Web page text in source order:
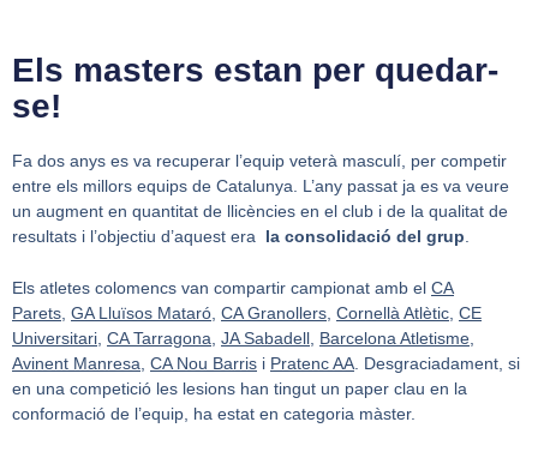
Els masters estan per quedar-
se!
Fa dos anys es va recuperar l’equip veterà masculí, per competir
entre els millors equips de Catalunya. L’any passat ja es va veure
un augment en quantitat de llicències en el club i de la qualitat de
resultats i l’objectiu d’aquest era la consolidació del grup
Els atletes colomencs van compartir campionat amb el CA
Parets, GA Lluïsos Mataró, CA Granollers, Cornellà Atlètic, CE
Universitari, CA Tarragona, JA Sabadell, Barcelona Atletisme,
Avinent Manresa, CA Nou Barris i Pratenc AA. Desgraciadament, si
en una competició les lesions han tingut un paper clau en la
conformació de l’equip, ha estat en categoria màster.